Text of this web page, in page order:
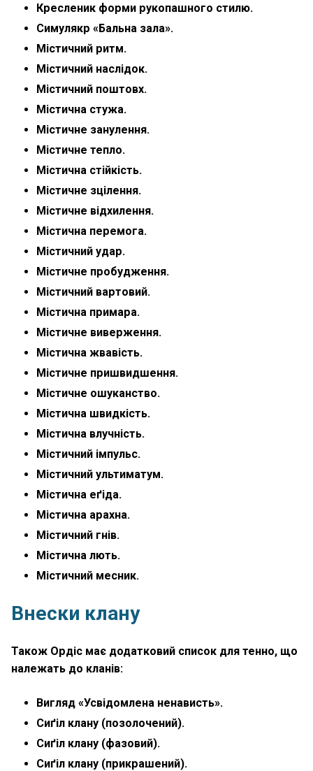
Кресленик форми рукопашного стилю.
Симулякр «Бальна зала».
Містичний ритм.
Містичний наслідок.
Містичний поштовх.
Містична стужа.
Містичне занулення.
Містичне тепло.
Містична стійкість.
Містичне зцілення.
Містичне відхилення.
Містична перемога.
Містичний удар.
Містичне пробудження.
Містичний вартовий.
Містична примара.
Містичне виверження.
Містична жвавість.
Містичне пришвидшення.
Містичне ошуканство.
Містична швидкість.
Містична влучність.
Містичний імпульс.
Містичний ультиматум.
Містична еґіда.
Містична арахна.
Містичний гнів.
Містична лють.
Містичний месник.
Внески клану
Також Ордіс має додатковий список для тенно, що
належать до кланів:
Вигляд «Усвідомлена ненависть».
Сиґіл клану (позолочений).
Сиґіл клану (фазовий).
Сиґіл клану (прикрашений).